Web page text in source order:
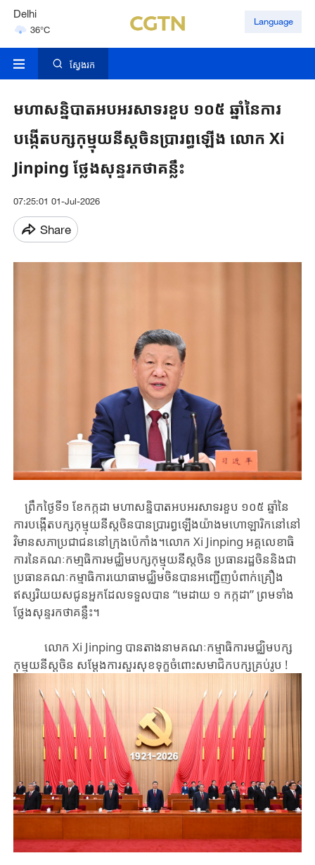
Delhi
36°C
Hyderabad
Language
ស្វែងរក
មហាសន្និបាតអបអរសាទរខួប ១០៥ ឆ្នាំនៃការ
បង្កើតបក្សកុម្មុយនីស្តចិនប្រារព្ធឡើង លោក Xi
Jinping ថ្លែងសុន្ទរកថាគន្លឹះ
07:25:01 01-Jul-2026
Share
ព្រឹកថ្ងៃទី​១ ខែកក្កដា ​មហាសន្និបាតអបអរសាទរខួប ១០៥ ឆ្នាំនៃ
ការបង្កើតបក្សកុម្មុយនីស្តចិនបាន​ប្រារព្ធឡើងយ៉ាងមហោឡារិកនៅ​នៅ
វិមានសភា​ប្រជាជននៅក្រុងប៉េកាំង។​លោក Xi Jinping អគ្គលេខាធិ
ការនៃគណៈកមា្មធិការមជ្ឈិមបក្សកុម្មុយនីស្តចិន ប្រធានរដ្ឋចិន​និងជា
ប្រធានគណៈកម្មាធិការយោធាមជ្ឈិមចិនបាន​អញ្ជើញបំពាក់គ្រឿង
ឥស្សរិយយសជូន​អ្នកដែលទទួលបាន “មេដាយ ១ កក្កដា” ព្រមទាំង​
ថ្លែងសុន្ទរកថាគន្លឹះ។
លោក Xi Jinping បានតាងនាមគណៈកម្មាធិការមជ្ឈិម​បក្ស
កុម្មុយនី​ស្តចិន សម្តែង​ការ​សួរ​សុខ​ទុក្ខ​ចំពោះសមាជិក​បក្សគ្រប់​រូប​ !